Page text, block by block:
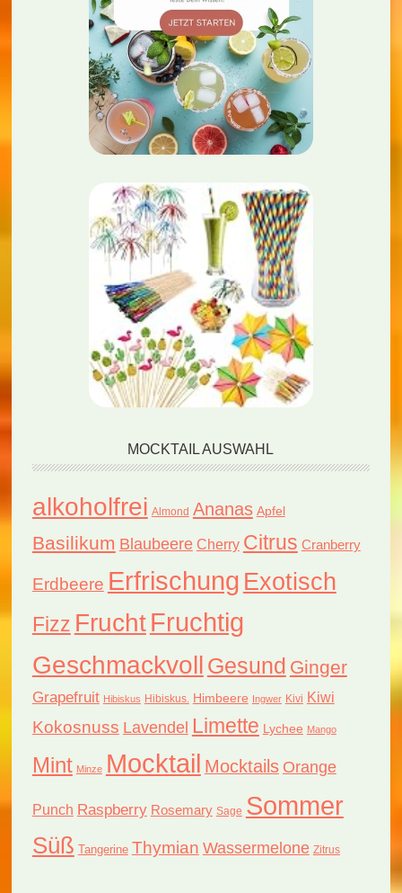
MOCKTAIL AUSWAHL
alkoholfrei Almond Ananas Apfel
Basilikum Blaubeere Cherry Citrus Cranberry
Erdbeere Erfrischung Exotisch
Fizz FruchtFruchtig
Geschmackvoll Gesund Ginger
Grapefruit Hibiskus Hibiskus. Himbeere Ingwer Kivi Kiwi
Kokosnuss Lavendel Limette Lychee Mango
Mint Minze Mocktail Mocktails Orange
Punch Raspberry Rosemary Sage Sommer
Süß Tangerine Thymian Wassermelone Zitrus